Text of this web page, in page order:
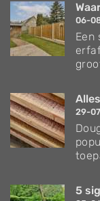
06-
Een
29-
5